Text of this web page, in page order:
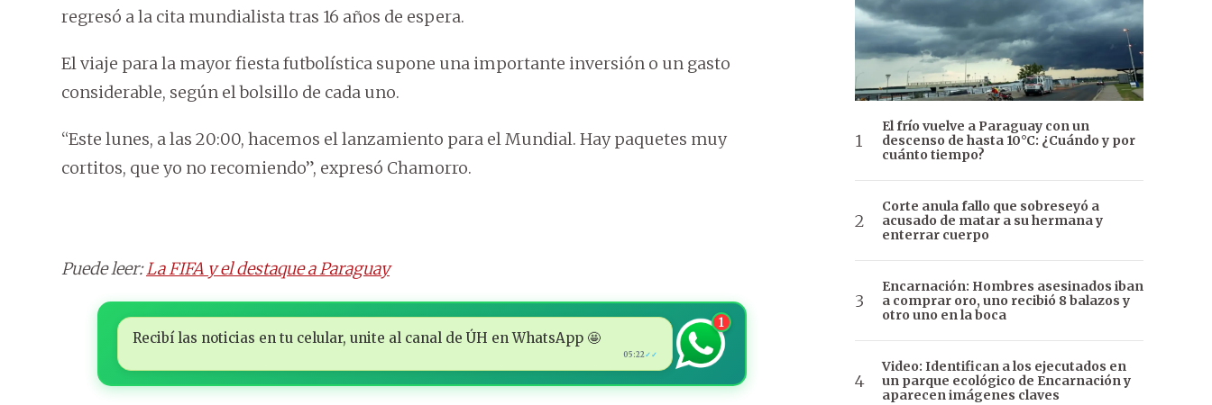
regresó a la cita mundialista tras 16 años de espera.
El viaje para la mayor fiesta futbolística supone una importante inversión o un gasto
considerable, según el bolsillo de cada uno.
“Este lunes, a las 20:00, hacemos el lanzamiento para el Mundial. Hay paquetes muy
cortitos, que yo no recomiendo”, expresó Chamorro.
Puede leer:La FIFA y el destaque a Paraguay
Recibí las noticias en tu celular, unite al canal de ÚH en WhatsApp 🤩
05:22✓✓
1
El frío vuelve a Paraguay con un
descenso de hasta 10°C: ¿Cuándo y por
cuánto tiempo?
Corte anula fallo que sobreseyó a
acusado de matar a su hermana y
enterrar cuerpo
Encarnación: Hombres asesinados iban
a comprar oro, uno recibió 8 balazos y
otro uno en la boca
Video: Identifican a los ejecutados en
un parque ecológico de Encarnación y
aparecen imágenes claves